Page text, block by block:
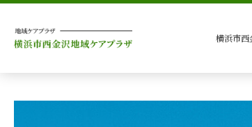
横浜市西